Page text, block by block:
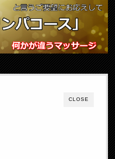
CLOSE